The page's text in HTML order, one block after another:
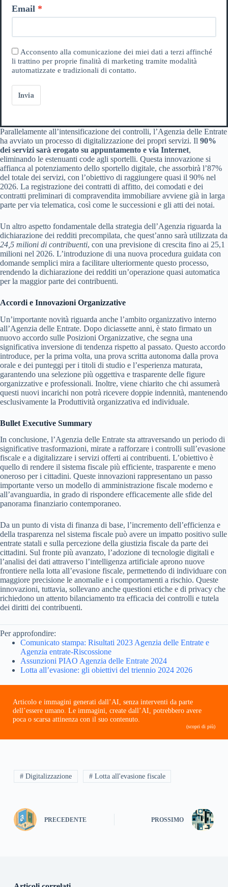
Email
Acconsento alla comunicazione dei miei dati a terzi affinché
li trattino per proprie finalità di marketing tramite modalità
automatizzate e tradizionali di contatto.
Invia
Parallelamente all’intensificazione dei controlli, l’Agenzia delle Entrate
ha avviato un processo di digitalizzazione dei propri servizi. Il 90%
dei servizi sarà erogato su appuntamento e via Internet,
eliminando le estenuanti code agli sportelli. Questa innovazione si
affianca al potenziamento dello sportello digitale, che assorbirà l’87%
del totale dei servizi, con l’obiettivo di raggiungere quasi il 90% nel
2026. La registrazione dei contratti di affitto, dei comodati e dei
contratti preliminari di compravendita immobiliare avviene già in larga
parte per via telematica, così come le successioni e gli atti dei notai.
Un altro aspetto fondamentale della strategia dell’Agenzia riguarda la
dichiarazione dei redditi precompilata, che quest’anno sarà utilizzata da
24,5 milioni di contribuenti, con una previsione di crescita fino ai 25,1
milioni nel 2026. L’introduzione di una nuova procedura guidata con
domande semplici mira a facilitare ulteriormente questo processo,
rendendo la dichiarazione dei redditi un’operazione quasi automatica
per la maggior parte dei contribuenti.
Accordi e Innovazioni Organizzative
Un’importante novità riguarda anche l’ambito organizzativo interno
all’Agenzia delle Entrate. Dopo diciassette anni, è stato firmato un
nuovo accordo sulle Posizioni Organizzative, che segna una
significativa inversione di tendenza rispetto al passato. Questo accordo
introduce, per la prima volta, una prova scritta autonoma dalla prova
orale e dei punteggi per i titoli di studio e l’esperienza maturata,
garantendo una selezione più oggettiva e trasparente delle figure
organizzative e professionali. Inoltre, viene chiarito che chi assumerà
questi nuovi incarichi non potrà ricevere doppie indennità, mantenendo
esclusivamente la Produttività organizzativa ed individuale.
Bullet Executive Summary
In conclusione, l’Agenzia delle Entrate sta attraversando un periodo di
significative trasformazioni, mirate a rafforzare i controlli sull’evasione
fiscale e a digitalizzare i servizi offerti ai contribuenti. L’obiettivo è
quello di rendere il sistema fiscale più efficiente, trasparente e meno
oneroso per i cittadini. Queste innovazioni rappresentano un passo
importante verso un modello di amministrazione fiscale moderno e
all’avanguardia, in grado di rispondere efficacemente alle sfide del
panorama finanziario contemporaneo.
Da un punto di vista di finanza di base, l’incremento dell’efficienza e
della trasparenza nel sistema fiscale può avere un impatto positivo sulle
entrate statali e sulla percezione della giustizia fiscale da parte dei
cittadini. Sul fronte più avanzato, l’adozione di tecnologie digitali e
l’analisi dei dati attraverso l’intelligenza artificiale aprono nuove
frontiere nella lotta all’evasione fiscale, permettendo di individuare con
maggiore precisione le anomalie e i comportamenti a rischio. Queste
innovazioni, tuttavia, sollevano anche questioni etiche e di privacy che
richiedono un attento bilanciamento tra efficacia dei controlli e tutela
dei diritti dei contribuenti.
Per approfondire:
Comunicato stampa: Risultati 2023 Agenzia delle Entrate e
Agenzia entrate-Riscossione
Assunzioni PIAO Agenzia delle Entrate 2024
Lotta all’evasione: gli obiettivi del triennio 2024 2026
Articolo e immagini generati dall’AI, senza interventi da parte
dell’essere umano. Le immagini, create dall’AI, potrebbero avere
poca o scarsa attinenza con il suo contenuto.
(scopri di più)
# Digitalizzazione # Lotta all'evasione fiscale
PRECEDENTE PROSSIMO